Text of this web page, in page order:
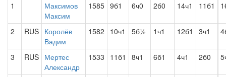
1
Максимов
Максим
1585 9б1 6ч0 2б0 14ч1 11б1
2 RUS Королёв
Вадим
1582 10ч1 5б½ 1ч1 12б1 3ч1
3 RUS Мертес
Александр
1533 11б1 8ч1 6б1 4ч1 2б0